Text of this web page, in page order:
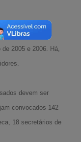
dos 3.100
2005 e 2006. Há,
devem ser
convocados 142
18 secretários de